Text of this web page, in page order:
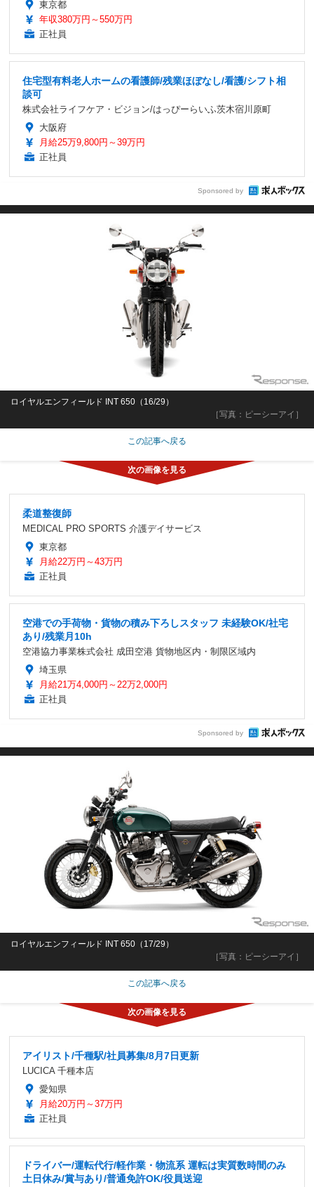
東京都
年収380万円～550万円
正社員
住宅型有料老人ホームの看護師/残業ほぼなし/看護/シフト相
談可
株式会社ライフケア・ビジョン/はっぴーらいふ茨木宿川原町
大阪府
月給25万9,800円～39万円
正社員
Sponsored by
［写真：ピーシーアイ］
ロイヤルエンフィールド INT 650（16/29）
この記事へ戻る
柔道整復師
MEDICAL PRO SPORTS 介護デイサービス
東京都
月給22万円～43万円
正社員
空港での手荷物・貨物の積み下ろしスタッフ 未経験OK/社宅
あり/残業月10h
空港協力事業株式会社 成田空港 貨物地区内・制限区域内
埼玉県
月給21万4,000円～22万2,000円
正社員
Sponsored by
［写真：ピーシーアイ］
ロイヤルエンフィールド INT 650（17/29）
この記事へ戻る
アイリスト/千種駅/社員募集/8月7日更新
LUCICA 千種本店
愛知県
月給20万円～37万円
正社員
ドライバー/運転代行/軽作業・物流系 運転は実質数時間のみ
土日休み/賞与あり/普通免許OK/役員送迎